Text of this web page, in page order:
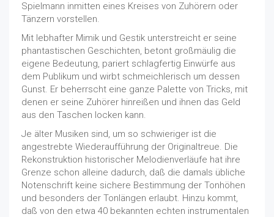
Spielmann inmitten eines Kreises von Zuhörern oder
Tänzern vorstellen.
Mit lebhafter Mimik und Gestik unterstreicht er seine
phantastischen Geschichten, betont großmäulig die
eigene Bedeutung, pariert schlagfertig Einwürfe aus
dem Publikum und wirbt schmeichlerisch um dessen
Gunst. Er beherrscht eine ganze Palette von Tricks, mit
denen er seine Zuhörer hinreißen und ihnen das Geld
aus den Taschen locken kann.
Je älter Musiken sind, um so schwieriger ist die
angestrebte Wiederaufführung der Originaltreue. Die
Rekonstruktion historischer Melodienverläufe hat ihre
Grenze schon alleine dadurch, daß die damals übliche
Notenschrift keine sichere Bestimmung der Tonhöhen
und besonders der Tonlängen erlaubt. Hinzu kommt,
daß von den etwa 40 bekannten echten instrumentalen